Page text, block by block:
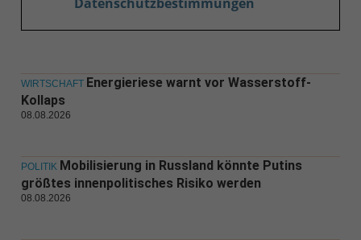
WIRTSCHAFT Energieriese warnt vor Wasserstoff-
Kollaps
08.08.2026
POLITIK Mobilisierung in Russland könnte Putins
größtes innenpolitisches Risiko werden
08.08.2026